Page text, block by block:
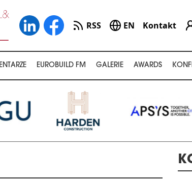
RSS EN Kontakt
EUROBUILD FM GALERIE AWARDS